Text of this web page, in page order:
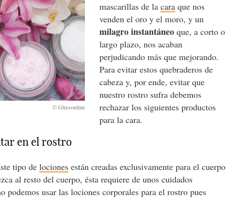
mascarillas de lacara que nos
venden el oro y el moro, y un
milagro instantáneo que, a corto o
largo plazo, nos acaban
perjudicando más que mejorando.
Para evitar estos quebraderos de
cabeza y, por ende, evitar que
nuestro rostro sufra debemos
rechazar los siguientes productos
para la cara.
en el rostro
tipo delociones están creadas exclusivamente para el cuerpo
al resto del cuerpo, ésta requiere de unos cuidados
podemos usar las lociones corporales para el rostro pues